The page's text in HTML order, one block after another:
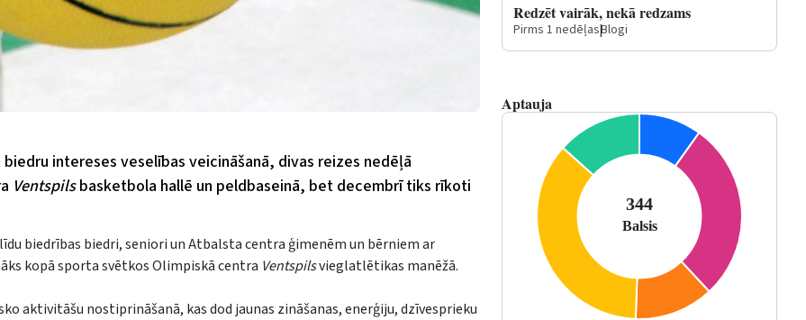
intereses veselības veicināšanā, divas reizes nedēļā
Ventspilsbasketbola hallē un peldbaseinā, bet decembrī tiks rīkoti
biedrības biedri, seniori un Atbalsta centra ģimenēm un bērniem ar
kopā sporta svētkos Olimpiskā centra Ventspilsvieglatlētikas manēžā.
aktivitāšu nostiprināšanā, kas dod jaunas zināšanas, enerģiju, dzīvesprieku
Redzēt vairāk, nekā redzams
Pirms 1 nedēļas|Blogi
Aptauja